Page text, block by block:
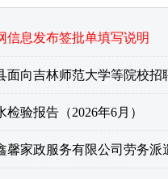
信息发布签批单填写说明
面向吉林师范大学等院校
验报告（2026年6月）
馨家政服务有限公司劳务